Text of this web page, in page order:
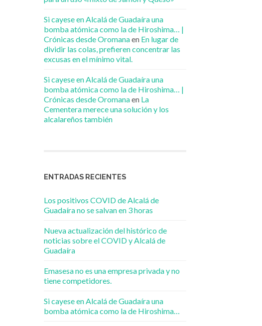
Si cayese en Alcalá de Guadaíra una
bomba atómica como la de Hiroshima… |
Crónicas desde Oromanaen En lugar de
dividir las colas, prefieren concentrar las
excusas en el mínimo vital.
Si cayese en Alcalá de Guadaíra una
bomba atómica como la de Hiroshima… |
Crónicas desde Oromanaen La
Cementera merece una solución y los
alcalareños también
ENTRADAS RECIENTES
Los positivos COVID de Alcalá de
Guadaíra no se salvan en 3 horas
Nueva actualización del histórico de
noticias sobre el COVID y Alcalá de
Guadaíra
Emasesa no es una empresa privada y no
tiene competidores.
Si cayese en Alcalá de Guadaíra una
bomba atómica como la de Hiroshima…